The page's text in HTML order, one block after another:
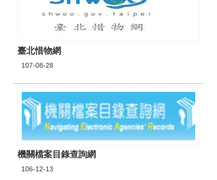
臺北惜物網
107-08-28
機關檔案目錄查詢網
106-12-13